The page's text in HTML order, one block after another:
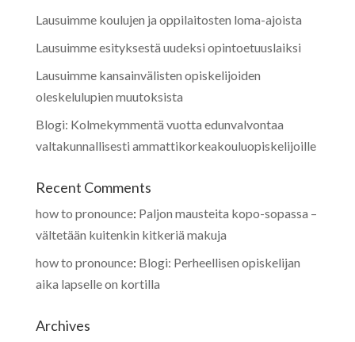
Lausuimme koulujen ja oppilaitosten loma-ajoista
Lausuimme esityksestä uudeksi opintoetuuslaiksi
Lausuimme kansainvälisten opiskelijoiden
oleskelulupien muutoksista
Blogi: Kolmekymmentä vuotta edunvalvontaa
valtakunnallisesti ammattikorkeakouluopiskelijoille
Recent Comments
how to pronounce: Paljon mausteita kopo-sopassa –
vältetään kuitenkin kitkeriä makuja
how to pronounce: Blogi: Perheellisen opiskelijan
aika lapselle on kortilla
Archives